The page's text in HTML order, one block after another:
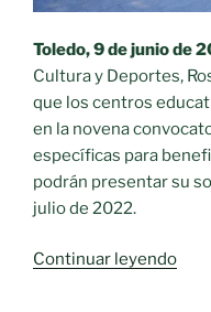
Toledo, 9 de junio de
Cultura y Deportes,
que los centros
en la novena
específicas para
podrán presentar su
julio de 2022.
Continuar leyendo